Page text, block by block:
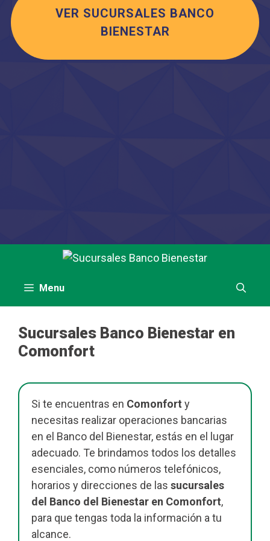
VER SUCURSALES BANCO
BIENESTAR
contenidoMenu
Sucursales Banco Bienestar en
Comonfort
Si te encuentras en Comonfort y
necesitas realizar operaciones bancarias
en el Banco del Bienestar, estás en el lugar
adecuado. Te brindamos todos los detalles
esenciales, como números telefónicos,
horarios y direcciones de las sucursales
del Banco del Bienestar en Comonfort,
para que tengas toda la información a tu
alcance.